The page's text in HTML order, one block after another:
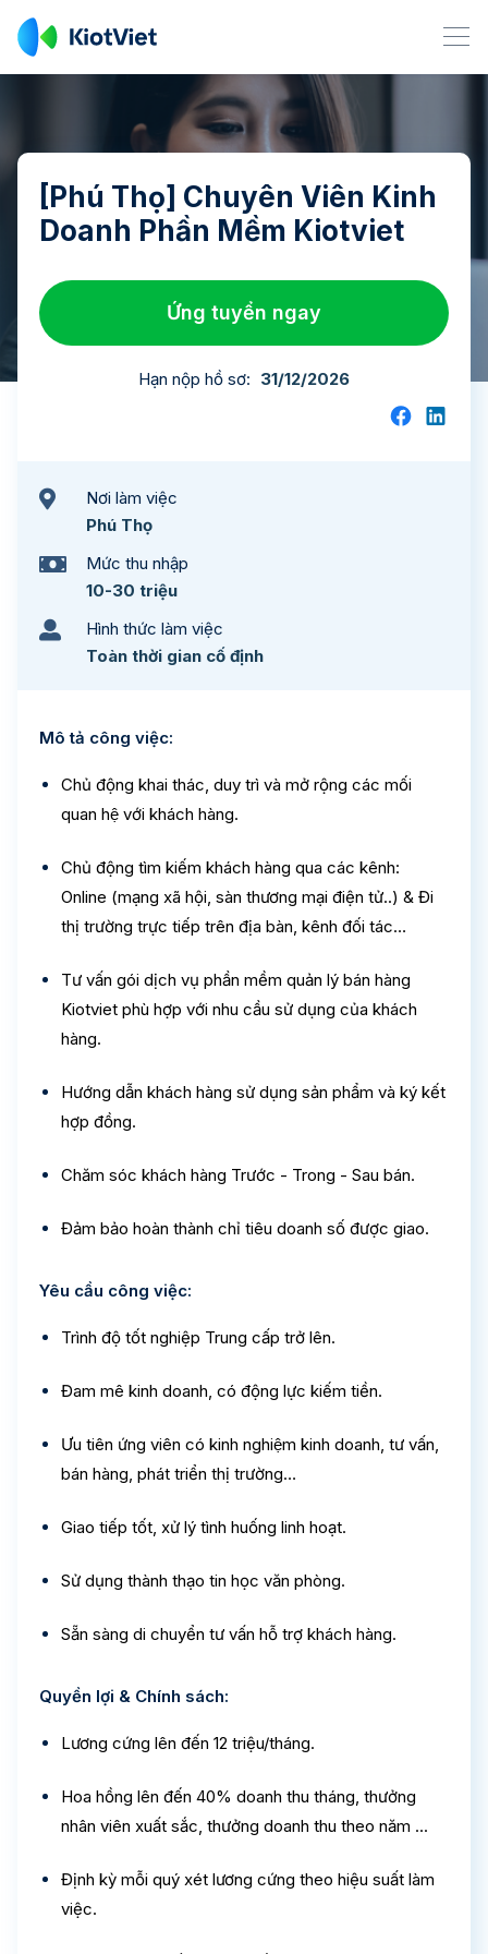
[Phú Thọ] Chuyên Viên Kinh
Doanh Phần Mềm Kiotviet
Ứng tuyển ngay
Hạn nộp hồ sơ: 31/12/2026
Nơi làm việc
Phú Thọ
Mức thu nhập
10-30 triệu
Hình thức làm việc
Toàn thời gian cố định
Mô tả công việc:
Chủ động khai thác, duy trì và mở rộng các mối
quan hệ với khách hàng.
Chủ động tìm kiếm khách hàng qua các kênh:
Online (mạng xã hội, sàn thương mại điện tử..) & Đi
thị trường trực tiếp trên địa bàn, kênh đối tác…
Tư vấn gói dịch vụ phần mềm quản lý bán hàng
Kiotviet phù hợp với nhu cầu sử dụng của khách
hàng.
Hướng dẫn khách hàng sử dụng sản phẩm và ký kết
hợp đồng.
Chăm sóc khách hàng Trước - Trong - Sau bán.
Đảm bảo hoàn thành chỉ tiêu doanh số được giao.
Yêu cầu công việc:
Trình độ tốt nghiệp Trung cấp trở lên.
Đam mê kinh doanh, có động lực kiếm tiền.
Ưu tiên ứng viên có kinh nghiệm kinh doanh, tư vấn,
bán hàng, phát triển thị trường…
Giao tiếp tốt, xử lý tình huống linh hoạt.
Sử dụng thành thạo tin học văn phòng.
Sẵn sàng di chuyển tư vấn hỗ trợ khách hàng.
Quyền lợi & Chính sách:
Lương cứng lên đến 12 triệu/tháng.
Hoa hồng lên đến 40% doanh thu tháng, thưởng
nhân viên xuất sắc, thưởng doanh thu theo năm ...
Định kỳ mỗi quý xét lương cứng theo hiệu suất làm
việc.